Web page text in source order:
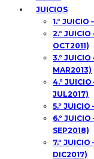
JUICIOS
1.° JUICIO
2.° JUICIO
OCT2011)
3.° JUICIO
MAR2013)
4.° JUICIO
JUL2017)
5.° JUICIO
6.°
SEP2018)
7.° JUICIO
DIC2017)